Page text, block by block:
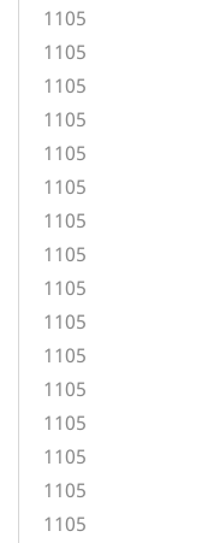
1105
1105
1105
1105
1105
1105
1105
1105
1105
1105
1105
1105
1105
1105
1105
1105